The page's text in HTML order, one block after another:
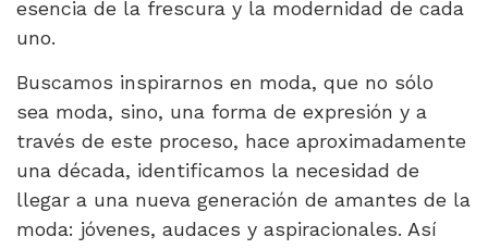
esencia de la frescura y la modernidad de cada
uno.
Buscamos inspirarnos en moda, que no sólo
sea moda, sino, una forma de expresión y a
través de este proceso, hace aproximadamente
una década, identificamos la necesidad de
llegar a una nueva generación de amantes de la
moda: jóvenes, audaces y aspiracionales. Así